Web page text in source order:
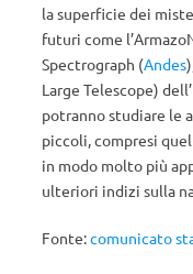
la superficie dei
futuri come
Spectrograph (Andes
Large Telescope)
potranno studiare le
piccoli, compresi
in modo molto più
ulteriori indizi sulla
Fonte:comunicato